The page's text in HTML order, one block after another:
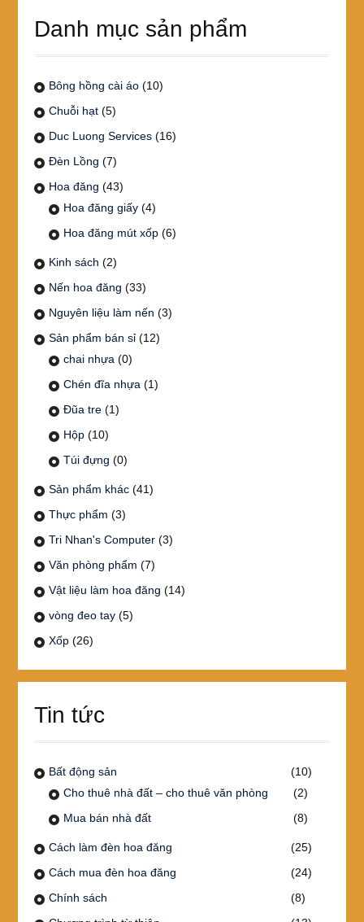
Danh mục sản phẩm
Bông hồng cài áo (10)
Chuỗi hạt (5)
Duc Luong Services (16)
Đèn Lồng (7)
Hoa đăng (43)
Hoa đăng giấy (4)
Hoa đăng mút xốp (6)
Kinh sách (2)
Nến hoa đăng (33)
Nguyên liệu làm nến (3)
Sản phẩm bán sỉ (12)
chai nhựa (0)
Chén đĩa nhựa (1)
Đũa tre (1)
Hộp (10)
Túi đựng (0)
Sản phẩm khác (41)
Thực phẩm (3)
Tri Nhan's Computer (3)
Văn phòng phẩm (7)
Vật liệu làm hoa đăng (14)
vòng đeo tay (5)
Xốp (26)
Tin tức
Bất động sản
(10)
Cho thuê nhà đất – cho thuê văn phòng
(2)
Mua bán nhà đất
(8)
Cách làm đèn hoa đăng
(25)
Cách mua đèn hoa đăng
(24)
Chính sách
(8)